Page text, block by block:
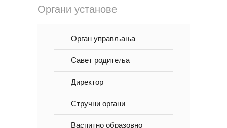
Органи установе
Орган управљања
Савет родитеља
Директор
Стручни органи
Васпитно образовно